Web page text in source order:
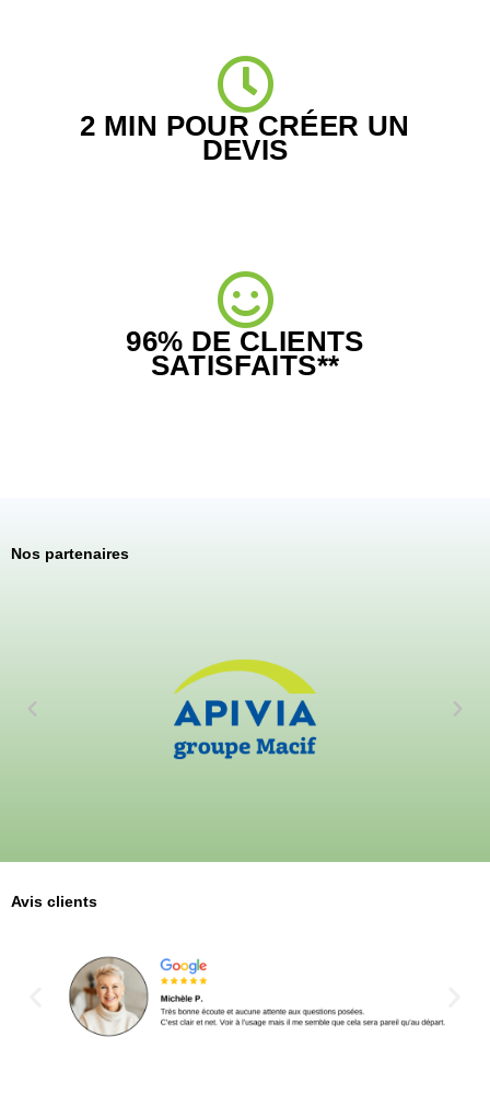
2 MIN POUR CRÉER UN
DEVIS
96% DE CLIENTS
SATISFAITS**
Nos partenaires
Avis clients